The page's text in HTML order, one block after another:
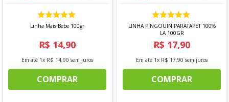
Conteúdo do Kit:
Novelos e meadas do fio Amigurumi;
1 Agulha de crochê em alumínio 2,5 mm;
1 Agulha de tapeçaria n 16;
Olhos para Amigurumi;
40 g de fibra para enchimento;
1 Marcador de ponto cadeado.
Indicação:
Linha Mais Bebe 100gr
R$ 14,90
Em até 1x R$ 14,90 sem juros
COMPRAR
LINHA PINGOUIN PARATAPET 100%
LA 100GR
R$ 17,90
Em até 1x R$ 17,90 sem juros
COMPRAR